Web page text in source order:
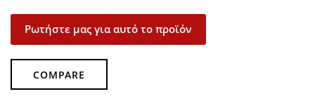
Ρωτήστε μας για αυτό το προϊόν
COMPARE